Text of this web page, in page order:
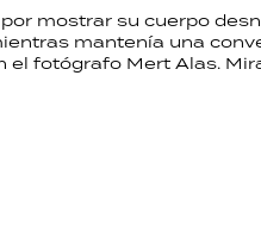
mostrar su cuerpo
mantenía una
el fotógrafo Mert Alas.